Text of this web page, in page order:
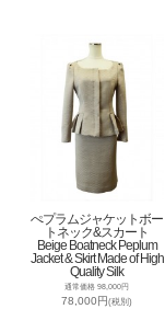
ぺプラムジャケットボー
トネック&スカート
Beige Boatneck Peplum
Jacket & Skirt Made of High
Quality Silk
通常価格 98,000円
78,000円(税別)